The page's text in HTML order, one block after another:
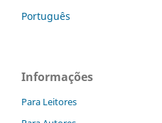
Português
Informações
Para Leitores